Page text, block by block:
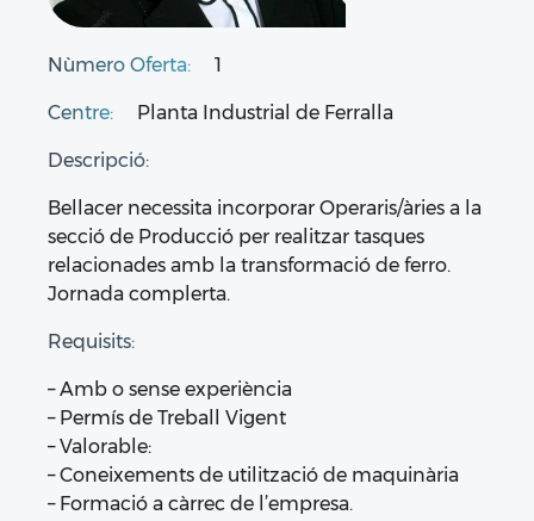
Nùmero Oferta: 1
Centre: Planta Industrial de Ferralla
Descripció:
Bellacer necessita incorporar Operaris/àries a la
secció de Producció per realitzar tasques
relacionades amb la transformació de ferro.
Jornada complerta.
Requisits:
– Amb o sense experiència
– Permís de Treball Vigent
– Valorable:
– Coneixements de utilització de maquinària
– Formació a càrrec de l’empresa.